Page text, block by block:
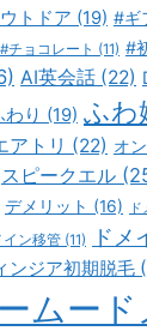
トドア (19) #ギ
#チョコレート (11) #
AI英会話 (22)
わり (19) ふわ
アトリ (22) オ
スピークエル
デメリット (16)
イン移管 (11) ドメ
ンジア初期脱毛
ムード